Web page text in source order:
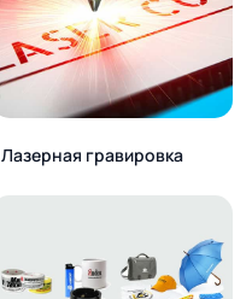
Лазерная гравировка